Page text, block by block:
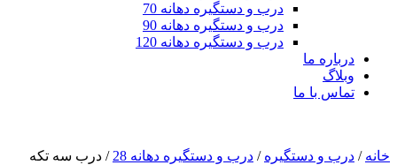
درب و دستگیره دهانه 70
درب و دستگیره دهانه 90
درب و دستگیره دهانه 120
درباره ما
وبلاگ
تماس با ما
خانه / درب و دستگیره / درب و دستگیره دهانه 28 / درب سه تکه